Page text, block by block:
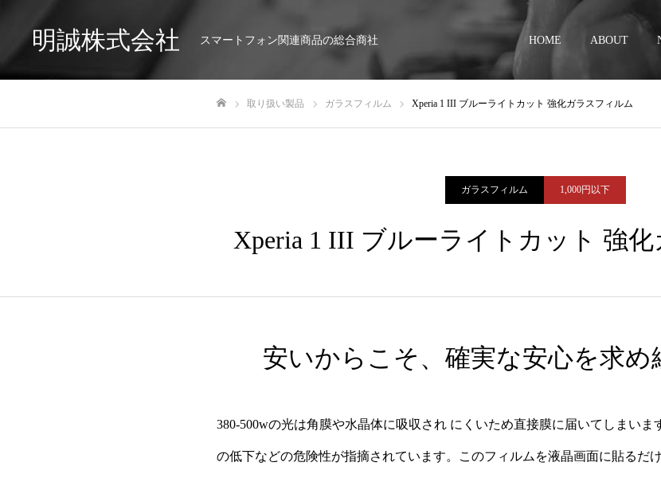
明誠株式会社 スマートフォン関連商品の総合商社 HOME ABOUT
取り扱い製品 ガラスフィルム Xperia 1 III ブルーライトカット 強化ガラスフィルム
ガラスフィルム 1,000円以下
Xperia 1 III ブルーライトカット 強
安いからこそ、確実な安心を求め
380-500wの光は角膜や水晶体に吸収され にくいため直接膜に届いてしまいま
の低下などの危険性が指摘されています。このフィルムを液晶画面に貼るだ